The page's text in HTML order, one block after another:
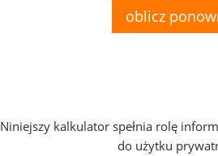
oblicz
Niniejszy kalkulator spełnia rolę
do użytku